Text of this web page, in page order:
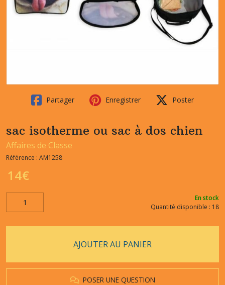
Partager Enregistrer Poster
sac isotherme ou sac à dos chien
Affaires de Classe
Référence : AM1258
14€
En stock
Quantité disponible : 18
AJOUTER AU PANIER
POSER UNE QUESTION